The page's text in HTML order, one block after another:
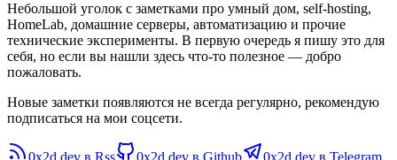
Небольшой уголок с заметками про умный дом, self-hosting,
HomeLab, домашние серверы, автоматизацию и прочие
технические эксперименты. В первую очередь я пишу это для
себя, но если вы нашли здесь что-то полезное — добро
пожаловать.
Новые заметки появляются не всегда регулярно, рекомендую
подписаться на мои соцсети.
0x2d.dev в Rss 0x2d.dev в Github
0x2d.dev в Telegram